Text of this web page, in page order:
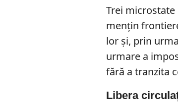
Trei microstate
mențin
lor și, prin
urmare a
fără a tranzita
Libera